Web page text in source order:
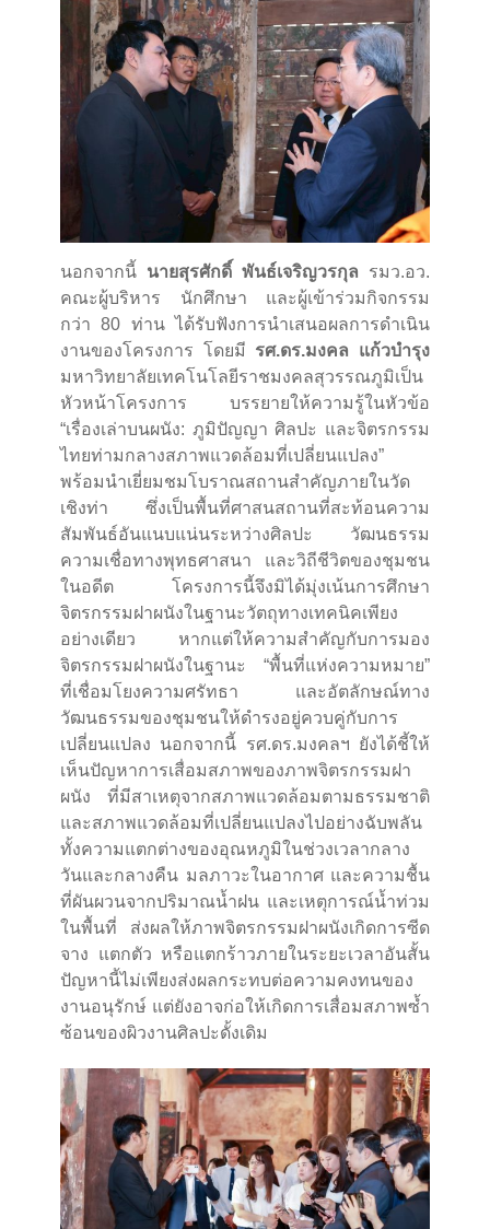
นอกจากนี้ นายสุรศักดิ์ พันธ์เจริญวรกุล รมว.อว.
คณะผู้บริหาร นักศึกษา และผู้เข้าร่วมกิจกรรม
กว่า 80 ท่าน ได้รับฟังการนำเสนอผลการดำเนิน
งานของโครงการ โดยมี รศ.ดร.มงคล แก้วบำรุง
มหาวิทยาลัยเทคโนโลยีราชมงคลสุวรรณภูมิเป็น
หัวหน้าโครงการ บรรยายให้ความรู้ในหัวข้อ
“เรื่องเล่าบนผนัง: ภูมิปัญญา ศิลปะ และจิตรกรรม
ไทยท่ามกลางสภาพแวดล้อมที่เปลี่ยนแปลง”
พร้อมนำเยี่ยมชมโบราณสถานสำคัญภายในวัด
เชิงท่า ซึ่งเป็นพื้นที่ศาสนสถานที่สะท้อนความ
สัมพันธ์อันแนบแน่นระหว่างศิลปะ วัฒนธรรม
ความเชื่อทางพุทธศาสนา และวิถีชีวิตของชุมชน
ในอดีต โครงการนี้จึงมิได้มุ่งเน้นการศึกษา
จิตรกรรมฝาผนังในฐานะวัตถุทางเทคนิคเพียง
อย่างเดียว หากแต่ให้ความสำคัญกับการมอง
จิตรกรรมฝาผนังในฐานะ “พื้นที่แห่งความหมาย”
ที่เชื่อมโยงความศรัทธา และอัตลักษณ์ทาง
วัฒนธรรมของชุมชนให้ดำรงอยู่ควบคู่กับการ
เปลี่ยนแปลง นอกจากนี้ รศ.ดร.มงคลฯ ยังได้ชี้ให้
เห็นปัญหาการเสื่อมสภาพของภาพจิตรกรรมฝา
ผนัง ที่มีสาเหตุจากสภาพแวดล้อมตามธรรมชาติ
และสภาพแวดล้อมที่เปลี่ยนแปลงไปอย่างฉับพลัน
ทั้งความแตกต่างของอุณหภูมิในช่วงเวลากลาง
วันและกลางคืน มลภาวะในอากาศ และความชื้น
ที่ผันผวนจากปริมาณน้ำฝน และเหตุการณ์น้ำท่วม
ในพื้นที่ ส่งผลให้ภาพจิตรกรรมฝาผนังเกิดการซีด
จาง แตกตัว หรือแตกร้าวภายในระยะเวลาอันสั้น
ปัญหานี้ไม่เพียงส่งผลกระทบต่อความคงทนของ
งานอนุรักษ์ แต่ยังอาจก่อให้เกิดการเสื่อมสภาพซ้ำ
ซ้อนของผิวงานศิลปะดั้งเดิม